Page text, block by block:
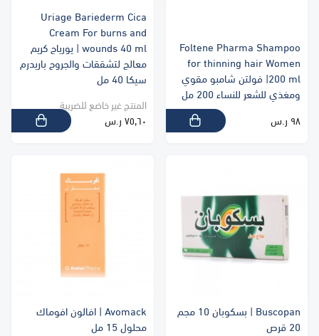
Foltene Pharma Shampoo
for thinning hair Women
200 ml| فولتن شامبو مقوي
ومغذي للشعر للنساء 200 مل
٩٨ ر.س
Uriage Bariederm Cica
Cream For burns and
wounds 40 ml | يورياج كريم
معالج لتشققات والجروح باريدرم
سيكا 40 مل
المنتج غير خاضع للضريبة
٧٥٫٦٠ ر.س
Buscopan | بسكوبان 10 مجم
20 قرص
Avomack | افالون افوماك
محلول 15 مل